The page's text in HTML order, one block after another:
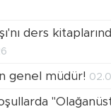
ders
genel müdür!